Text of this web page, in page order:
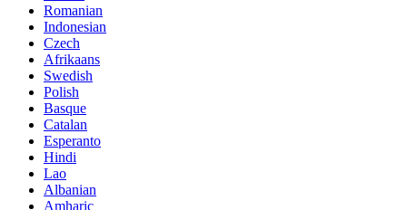
Romanian
Indonesian
Czech
Afrikaans
Swedish
Polish
Basque
Catalan
Esperanto
Hindi
Lao
Albanian
Amharic